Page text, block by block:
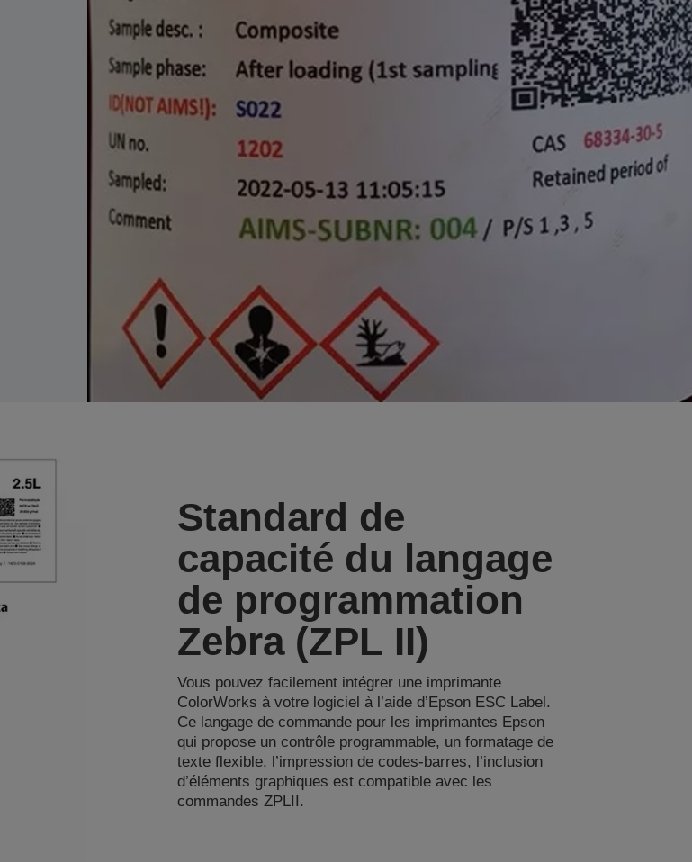
Standard de
capacité du langage
de programmation
Zebra (ZPL II)
Vous pouvez facilement intégrer une imprimante
ColorWorks à votre logiciel à l’aide d’Epson ESC Label.
Ce langage de commande pour les imprimantes Epson
qui propose un contrôle programmable, un formatage de
texte flexible, l’impression de codes-barres, l’inclusion
d’éléments graphiques est compatible avec les
commandes ZPLII.